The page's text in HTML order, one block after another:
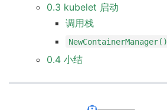
0.3 kubelet 启动
调用栈
NewContainerManager()
0.4 小结